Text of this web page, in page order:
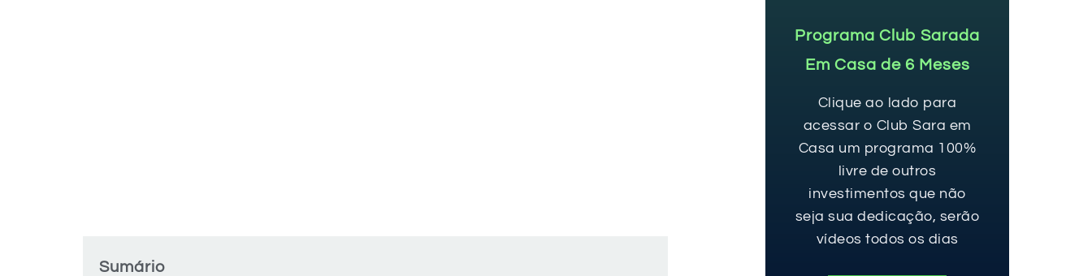
Sumário
Programa Club Sarada
Em Casa de 6 Meses
Clique ao lado para
acessar o Club Sara em
Casa um programa 100%
livre de outros
investimentos que não
seja sua dedicação, serão
vídeos todos os dias